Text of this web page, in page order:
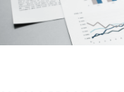
บริการสมาชิก
ลงทุน